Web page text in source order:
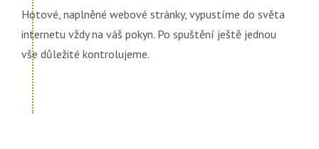
Hotové, naplněné webové stránky, vypustíme do světa
internetu vždy na váš pokyn. Po spuštění ještě jednou
vše důležité kontrolujeme.